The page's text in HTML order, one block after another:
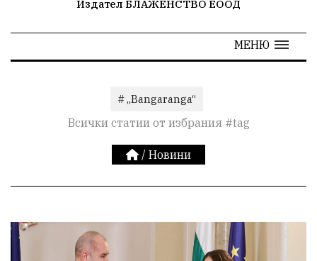
Издател БЛАЖЕНСТВО ЕООД
МЕНЮ
# „Bangaranga“
Всички статии от избрания #tag
/ Новини